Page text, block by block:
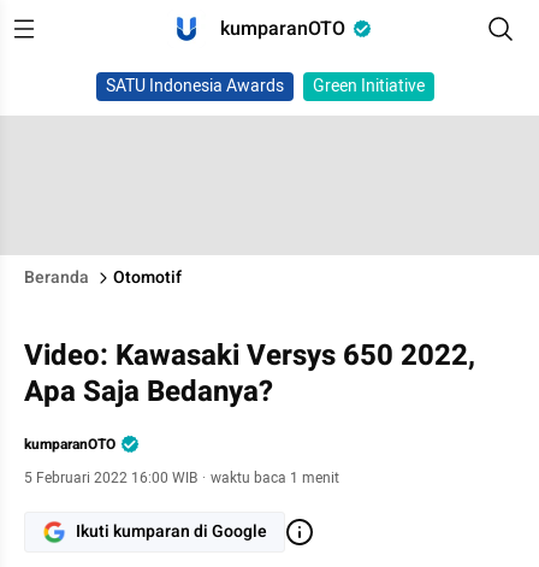
kumparanOTO
SATU Indonesia Awards Green Initiative
Beranda Otomotif
Video: Kawasaki Versys 650 2022,
Apa Saja Bedanya?
kumparanOTO
5 Februari 2022 16:00 WIB · waktu baca 1 menit
Ikuti kumparan di Google